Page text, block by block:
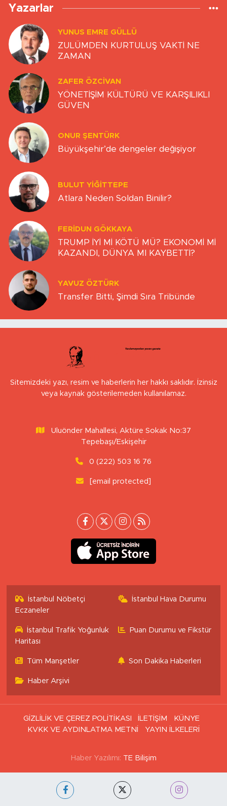
Yazarlar
YUNUS EMRE GÜLLÜ
ZULÜMDEN KURTULUŞ VAKTİ NE
ZAMAN
ZAFER ÖZCIVAN
YÖNETİŞİM KÜLTÜRÜ VE KARŞILIKLI
GÜVEN
ONUR ŞENTÜRK
Büyükşehir’de dengeler değişiyor
BULUT YİĞİTTEPE
Atlara Neden Soldan Binilir?
FERIDUN GÖKKAYA
TRUMP İYİ Mİ KÖTÜ MÜ? EKONOMİ Mİ
KAZANDI, DÜNYA MI KAYBETTİ?
YAVUZ ÖZTÜRK
Transfer Bitti, Şimdi Sıra Tribünde
Sitemizdeki yazı, resim ve haberlerin her hakkı saklıdır. İzinsiz
veya kaynak gösterilemeden kullanılamaz.
Uluönder Mahallesi, Aktüre Sokak No:37
Tepebaşı/Eskişehir
0 (222) 503 16 76
[email protected]
İstanbul Nöbetçi
Eczaneler
İstanbul Hava Durumu
İstanbul Trafik Yoğunluk
Haritası
Puan Durumu ve Fikstür
Tüm Manşetler Son Dakika Haberleri
Haber Arşivi
GİZLİLİK VE ÇEREZ POLİTİKASI İLETİŞİM
KÜNYE
KVKK VE AYDINLATMA METNİ
YAYIN İLKELERİ
Haber Yazılımı: TE Bilişim